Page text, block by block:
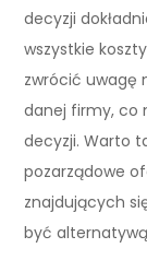
decyzji
wszystkie
zwrócić uwagę
danej firmy, co
decyzji. Warto
pozarządowe
znajdujących
być